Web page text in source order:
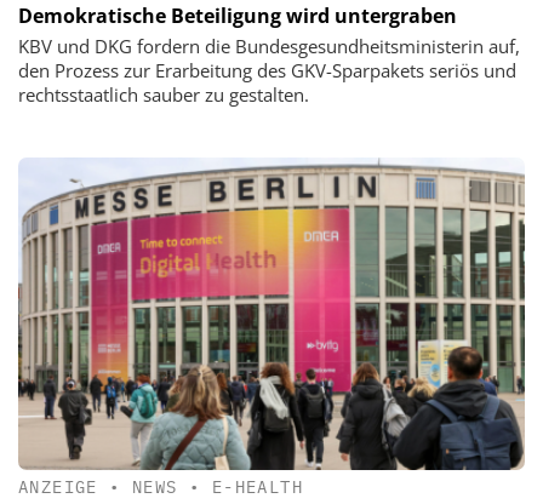
Demokratische Beteiligung wird untergraben
KBV und DKG fordern die Bundesgesundheitsministerin auf,
den Prozess zur Erarbeitung des GKV-Sparpakets seriös und
rechtsstaatlich sauber zu gestalten.
ANZEIGE • NEWS • E-HEALTH